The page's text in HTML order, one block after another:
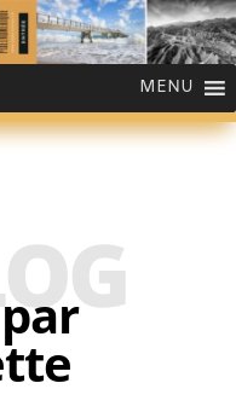
MENU